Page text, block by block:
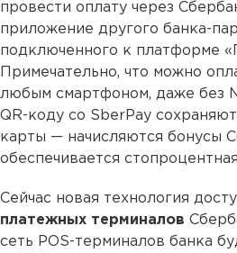
провести оплату через
приложение другого банка-
подключенного к платформе
Примечательно, что можно
любым смартфоном, даже без
QR-коду со SberPay
карты — начисляются бонусы
обеспечивается
Сейчас новая технология
платежных терминалов
сеть POS-терминалов банка